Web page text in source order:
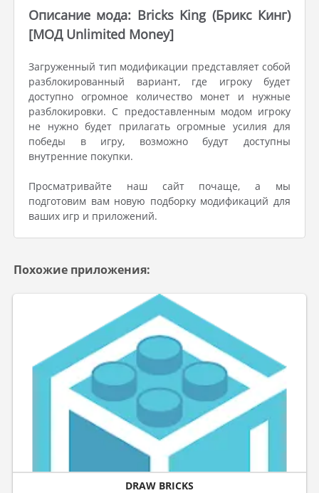
Описание мода: Bricks King (Брикс Кинг)
[МОД Unlimited Money]
Загруженный тип модификации представляет собой
разблокированный вариант, где игроку будет
доступно огромное количество монет и нужные
разблокировки. С предоставленным модом игроку
не нужно будет прилагать огромные усилия для
победы в игру, возможно будут доступны
внутренние покупки.
Просматривайте наш сайт почаще, а мы
подготовим вам новую подборку модификаций для
ваших игр и приложений.
Похожие приложения:
DRAW BRICKS